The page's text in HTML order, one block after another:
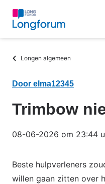
Overslaan
inhoud
Kruimelpad
Longen algemeen
Door elma12345
Trimbow
08-06-2026 om 23:44
Beste hulpverleners
willen gaan zitten over